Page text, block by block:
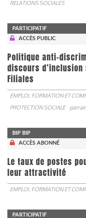
RELATIONS SOCIALES
PARTICIPATIF
ACCÈS PUBLIC
Politique anti-
discours
Filiales
EMPLOI, FORMATION ET
PROTECTION SOCIALE
BIP BIP
ACCÈS ABONNÉ
Le taux de postes
leur attractivité
EMPLOI, FORMATION ET
PARTICIPATIF